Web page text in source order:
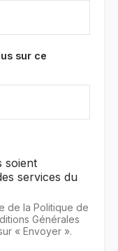
sur ce
soient
services du
de la Politique de
Générales
« Envoyer ».